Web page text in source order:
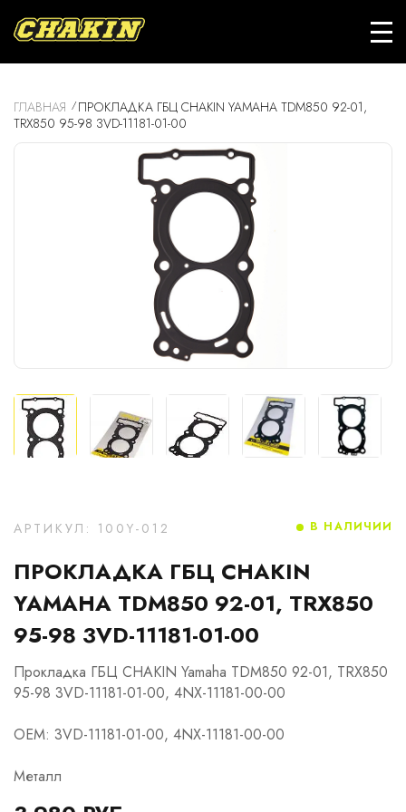
ГЛАВНАЯ
ПРОКЛАДКА ГБЦ CHAKIN YAMAHA TDM850 92-01,
TRX850 95-98 3VD-11181-01-00
АРТИКУЛ: 100Y-012
ПРОКЛАДКА ГБЦ CHAKIN
YAMAHA TDM850 92-01, TRX850
95-98 3VD-11181-01-00
Прокладка ГБЦ CHAKIN Yamaha TDM850 92-01, TRX850
95-98 3VD-11181-01-00, 4NX-11181-00-00
OEM: 3VD-11181-01-00, 4NX-11181-00-00
Металл
В НАЛИЧИИ